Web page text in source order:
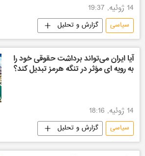
14 ژوئیه, 19:37
سیاسی گزارش و تحلیل
آیا ایران می‌تواند برداشت حقوقی خود را
به رویه‌ ای مؤثر در تنگه هرمز تبدیل کند؟
14 ژوئیه, 18:16
سیاسی گزارش و تحلیل